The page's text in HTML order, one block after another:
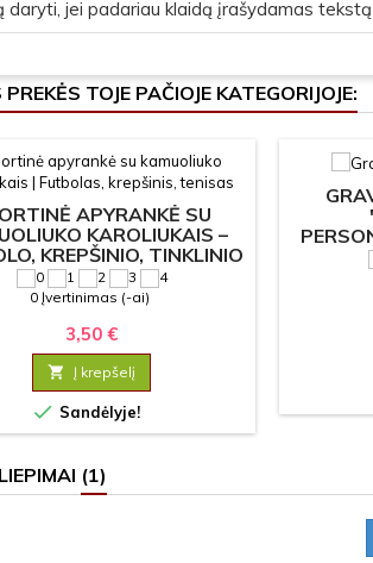
daryti, jei padariau klaidą įrašydamas
TOJE PAČIOJE KATEGORIJOJE:
APYRANKĖ SU
KAROLIUKAIS –
KREPŠINIO, TINKLINIO
IR TENISO VARIANTAI
0 Įvertinimas (-ai)
3,50 €
 Į krepšelį
 Sandėlyje!
(1)